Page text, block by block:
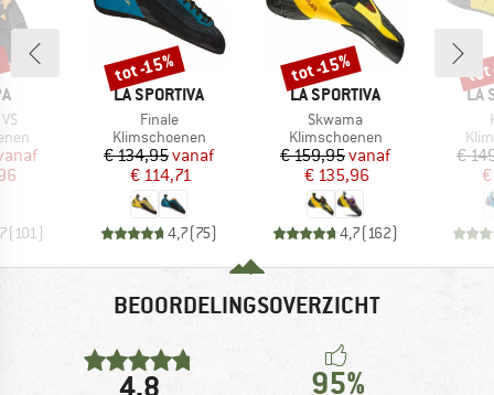
prijs
( 101)
MERK
LA SPORTIVA
Artikel
Finale
Productgroep
Klimschoenen
Prijs
€ 134,95Verlaagde prijs
vanaf
€ 114,71
4,7(75)
Korting
tot -15%
MERK
LA SPORTIVA
Artikel
Skwama
Productgroep
Klimschoenen
Prijs
€ 159,95Verlaagde prijs
vanaf
€ 135,96
4,7( 162)
Korting
tot -15%
LA
€
tot
BEOORDELINGSOVERZICHT
95%